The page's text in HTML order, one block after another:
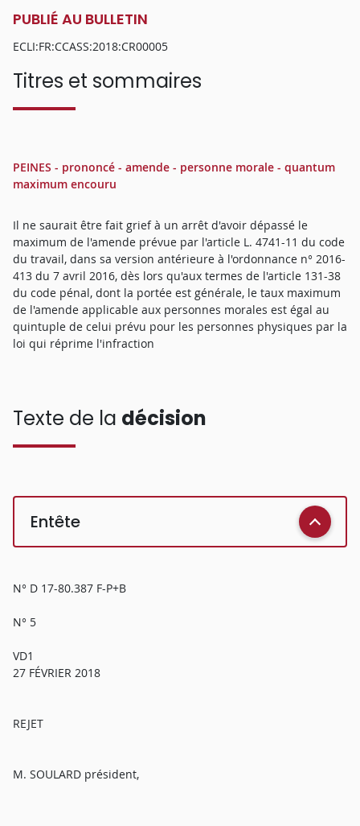
PUBLIÉ AU BULLETIN
ECLI:FR:CCASS:2018:CR00005
Titres et sommaires
PEINES - prononcé - amende - personne morale - quantum
maximum encouru
Il ne saurait être fait grief à un arrêt d'avoir dépassé le
maximum de l'amende prévue par l'article L. 4741-11 du code
du travail, dans sa version antérieure à l'ordonnance n° 2016-
413 du 7 avril 2016, dès lors qu'aux termes de l'article 131-38
du code pénal, dont la portée est générale, le taux maximum
de l'amende applicable aux personnes morales est égal au
quintuple de celui prévu pour les personnes physiques par la
loi qui réprime l'infraction
Texte de la décision
Entête
N° D 17-80.387 F-P+B
N° 5
VD1
27 FÉVRIER 2018
REJET
M. SOULARD président,